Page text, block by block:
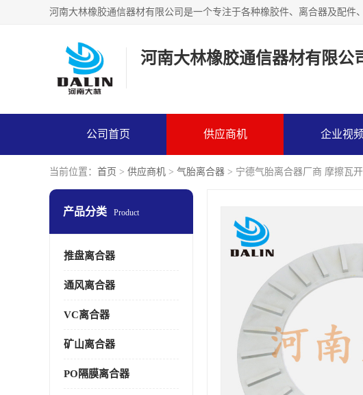
河南大林橡胶通信器材有限公
公司首页 供应商机 企业视频
当前位置： 首页 > 供应商机 > 气胎离合器 > 宁德气胎离合器厂商 摩擦瓦
产品分类 Product
推盘离合器
通风离合器
VC离合器
矿山离合器
PO隔膜离合器